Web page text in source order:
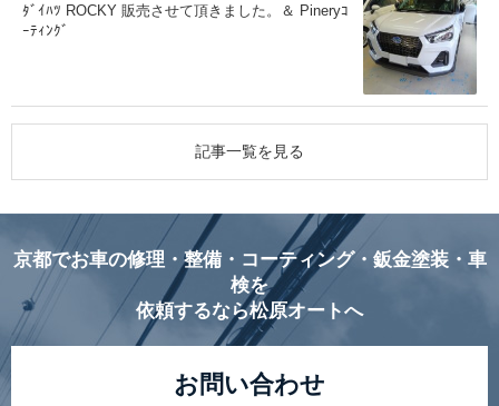
ﾀﾞｲﾊﾂ ROCKY 販売させて頂きました。＆ Pineryｺ
ｰﾃｨﾝｸﾞ
記事一覧を見る
京都でお車の修理・整備・コーティング・鈑金塗装・車
検を
依頼するなら松原オートへ
お問い合わせ